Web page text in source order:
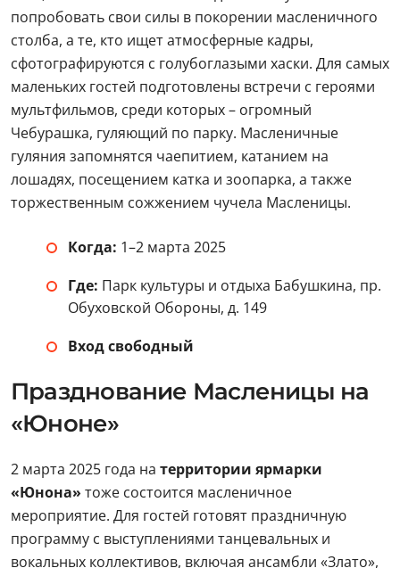
попробовать свои силы в покорении масленичного
столба, а те, кто ищет атмосферные кадры,
сфотографируются с голубоглазыми хаски. Для самых
маленьких гостей подготовлены встречи с героями
мультфильмов, среди которых – огромный
Чебурашка, гуляющий по парку. Масленичные
гуляния запомнятся чаепитием, катанием на
лошадях, посещением катка и зоопарка, а также
торжественным сожжением чучела Масленицы.
Когда: 1–2 марта 2025
Где: Парк культуры и отдыха Бабушкина, пр.
Обуховской Обороны, д. 149
Вход свободный
Празднование Масленицы на
«Юноне»
2 марта 2025 года на территории ярмарки
«Юнона» тоже состоится масленичное
мероприятие. Для гостей готовят праздничную
программу с выступлениями танцевальных и
вокальных коллективов, включая ансамбли «Злато»,